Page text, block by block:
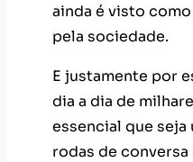
ainda é visto
pela sociedade.
E justamente por
dia a dia de
essencial que seja
rodas de